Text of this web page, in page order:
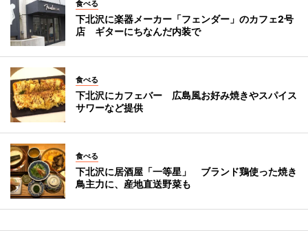
食べる
下北沢に楽器メーカー「フェンダー」のカフェ2号
店 ギターにちなんだ内装で
食べる
下北沢にカフェバー 広島風お好み焼きやスパイス
サワーなど提供
食べる
下北沢に居酒屋「一等星」 ブランド鶏使った焼き
鳥主力に、産地直送野菜も